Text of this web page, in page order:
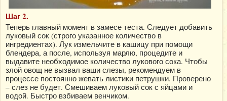
Шаг 2.
Теперь главный момент в замесе теста. Следует добавить
луковый сок (строго указанное количество в
ингредиентах). Лук измельчите в кашицу при помощи
блендера, а после, используя марлю, процедите и
выдавите необходимое количество лукового сока. Чтобы
злой овощ не вызвал ваши слезы, рекомендуем в
процессе постоянно жевать листики петрушки. Проверено
– слез не будет. Смешиваем луковый сок с яйцами и
водой. Быстро взбиваем венчиком.